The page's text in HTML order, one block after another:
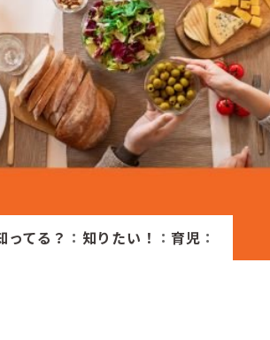
HAREL
活用事例
リノベ事例
ってる？ ： 知りたい！ ：育児 ：